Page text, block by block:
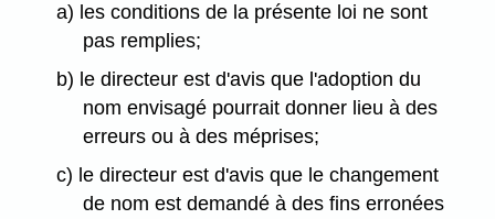
a) les conditions de la présente loi ne sont
pas remplies;
b) le directeur est d'avis que l'adoption du
nom envisagé pourrait donner lieu à des
erreurs ou à des méprises;
c) le directeur est d'avis que le changement
de nom est demandé à des fins erronées